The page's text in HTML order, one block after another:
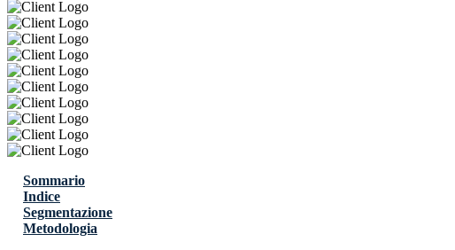
Sommario
Indice
Segmentazione
Metodologia